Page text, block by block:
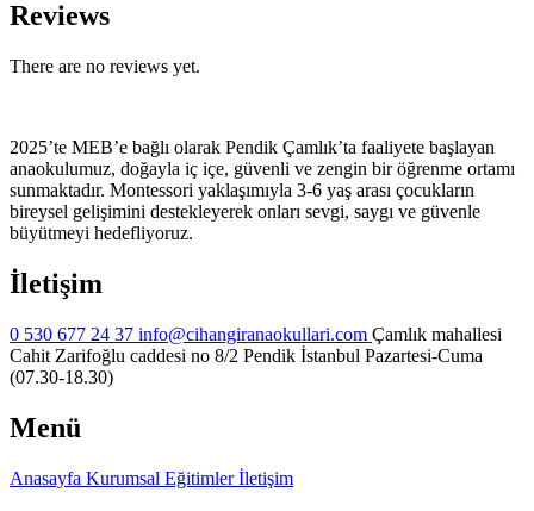
Reviews
There are no reviews yet.
2025’te MEB’e bağlı olarak Pendik Çamlık’ta faaliyete başlayan
anaokulumuz, doğayla iç içe, güvenli ve zengin bir öğrenme ortamı
sunmaktadır. Montessori yaklaşımıyla 3-6 yaş arası çocukların
bireysel gelişimini destekleyerek onları sevgi, saygı ve güvenle
büyütmeyi hedefliyoruz.
İletişim
0 530 677 24 37 info@cihangiranaokullari.com Çamlık mahallesi
Cahit Zarifoğlu caddesi no 8/2 Pendik İstanbul Pazartesi-Cuma
(07.30-18.30)
Menü
Anasayfa Kurumsal Eğitimler İletişim